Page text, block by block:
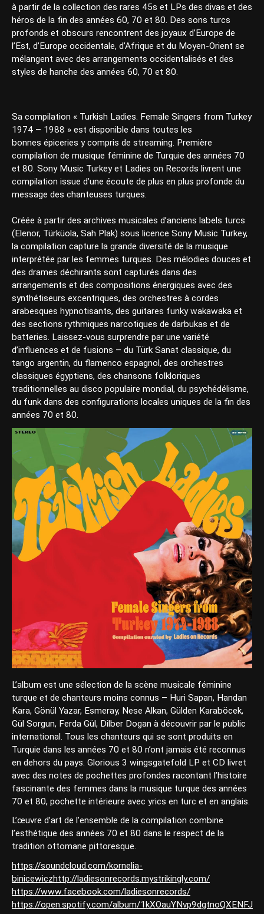
à partir de la collection des rares 45s et LPs des divas et des
héros de la fin des années 60, 70 et 80. Des sons turcs
profonds et obscurs rencontrent des joyaux d’Europe de
l’Est, d’Europe occidentale, d’Afrique et du Moyen-Orient se
mélangent avec des arrangements occidentalisés et des
styles de hanche des années 60, 70 et 80.
Sa compilation « Turkish Ladies. Female Singers from Turkey
1974 – 1988 » est disponible dans toutes les
bonnes épiceries y compris de streaming. Première
compilation de musique féminine de Turquie des années 70
et 80. Sony Music Turkey et Ladies on Records livrent une
compilation issue d’une écoute de plus en plus profonde du
message des chanteuses turques.
Créée à partir des archives musicales d’anciens labels turcs
(Elenor, Türküola, Sah Plak) sous licence Sony Music Turkey,
la compilation capture la grande diversité de la musique
interprétée par les femmes turques. Des mélodies douces et
des drames déchirants sont capturés dans des
arrangements et des compositions énergiques avec des
synthétiseurs excentriques, des orchestres à cordes
arabesques hypnotisants, des guitares funky wakawaka et
des sections rythmiques narcotiques de darbukas et de
batteries. Laissez-vous surprendre par une variété
d’influences et de fusions – du Türk Sanat classique, du
tango argentin, du flamenco espagnol, des orchestres
classiques égyptiens, des chansons folkloriques
traditionnelles au disco populaire mondial, du psychédélisme,
du funk dans des configurations locales uniques de la fin des
années 70 et 80.
L’album est une sélection de la scène musicale féminine
turque et de chanteurs moins connus – Huri Sapan, Handan
Kara, Gönül Yazar, Esmeray, Nese Alkan, Gülden Karaböcek,
Gül Sorgun, Ferda Gül, Dilber Dogan à découvrir par le public
international. Tous les chanteurs qui se sont produits en
Turquie dans les années 70 et 80 n’ont jamais été reconnus
en dehors du pays. Glorious 3 wingsgatefold LP et CD livret
avec des notes de pochettes profondes racontant l’histoire
fascinante des femmes dans la musique turque des années
70 et 80, pochette intérieure avec yrics en turc et en anglais.
L’œuvre d’art de l’ensemble de la compilation combine
l’esthétique des années 70 et 80 dans le respect de la
tradition ottomane pittoresque.
https://soundcloud.com/kornelia-
binicewiczhttp://ladiesonrecords.mystrikingly.com/
https://www.facebook.com/ladiesonrecords/
https://open.spotify.com/album/1kXOauYNvp9dgtnoQXENFJ